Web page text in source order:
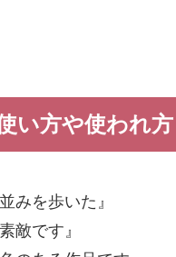
い方や使われ方
みを歩いた』
敵です』